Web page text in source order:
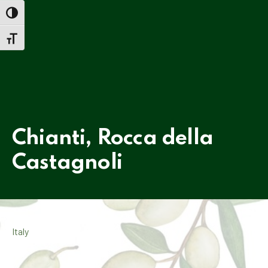
TOGGLE HIGH CONTRAST
TOGGLE FONT SIZE
Chianti, Rocca della
Castagnoli
Italy
PREVIOUS